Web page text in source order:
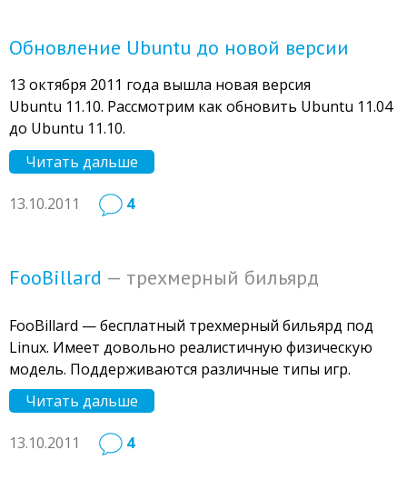
Обновление Ubuntu до новой версии
13 октября 2011 года вышла новая версия
Ubuntu 11.10. Рассмотрим как обновить Ubuntu 11.04
до Ubuntu 11.10.
Читать дальше
13.10.2011 4
FooBillard — трехмерный бильярд
FooBillard — бесплатный трехмерный бильярд под
Linux. Имеет довольно реалистичную физическую
модель. Поддерживаются различные типы игр.
Читать дальше
13.10.2011 4